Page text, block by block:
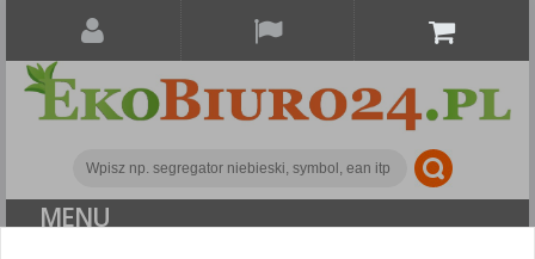
MENU